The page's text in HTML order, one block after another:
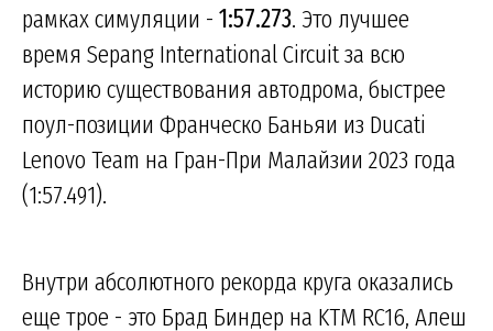
рамках симуляции - 1:57.273. Это лучшее
время Sepang International Circuit за всю
историю существования автодрома, быстрее
поул-позиции Франческо Баньяи из Ducati
Lenovo Team на Гран-При Малайзии 2023 года
(1:57.491).
Внутри абсолютного рекорда круга оказались
еще трое - это Брад Биндер на KTM RC16, Алеш